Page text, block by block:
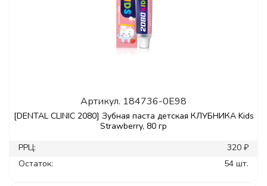
Артикул. 184736-0E98
[DENTAL CLINIC 2080] Зубная паста детская КЛУБНИКА Kids
Strawberry, 80 гр
РРЦ:
320 ₽
Остаток:
54 шт.